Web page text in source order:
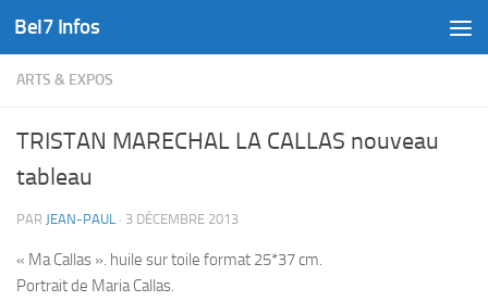
Skip to content
Bel7 Infos
ARTS & EXPOS
TRISTAN MARECHAL LA CALLAS nouveau
tableau
PAR JEAN-PAUL · 3 DÉCEMBRE 2013
« Ma Callas ». huile sur toile format 25*37 cm.
Portrait de Maria Callas.